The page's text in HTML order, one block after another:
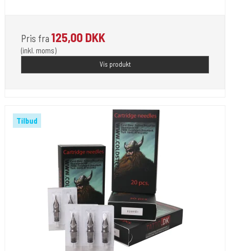
Pris fra 125,00 DKK
(inkl. moms)
Vis produkt
Tilbud